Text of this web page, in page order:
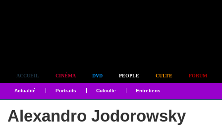
ACCUEIL CINÉMA DVD PEOPLE CULTE FORUM
Actualité Portraits Culculte Entretiens
Alexandro Jodorowsky